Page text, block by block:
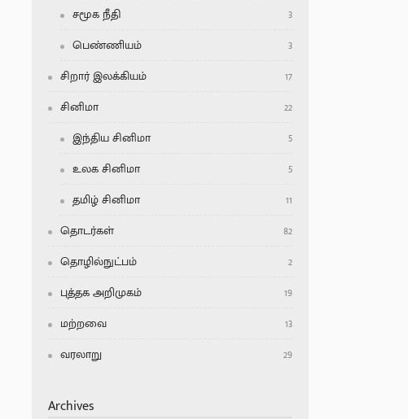
சமூக நீதி
3
பெண்ணியம்
3
சிறார் இலக்கியம்
17
சினிமா
22
இந்திய சினிமா
5
உலக சினிமா
5
தமிழ் சினிமா
11
தொடர்கள்
82
தொழில்நுட்பம்
2
புத்தக அறிமுகம்
19
மற்றவை
13
வரலாறு
29
Archives